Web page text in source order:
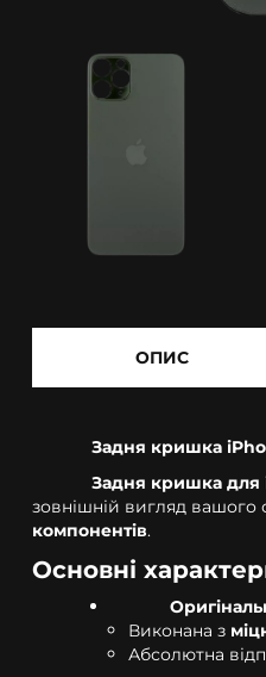
ОПИС
Задня кришка
Задня кришка для
зовнішній вигляд вашого
компонентів.
Основні
Виконана з
Абсолютна